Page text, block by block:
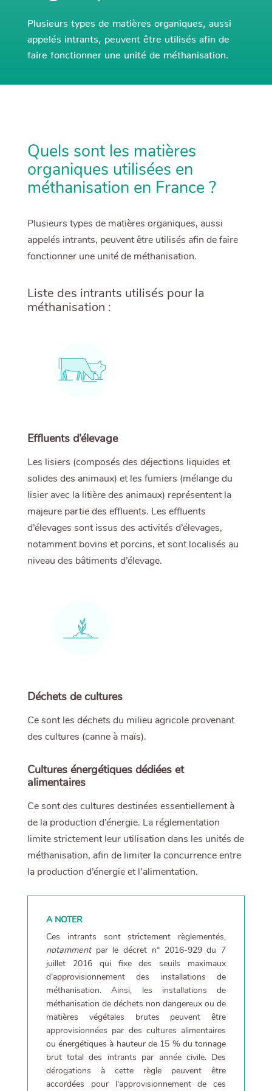
Plusieurs types de matières organiques, aussi
appelés intrants, peuvent être utilisés afin de
faire fonctionner une unité de méthanisation.
Quels sont les matières
organiques utilisées en
méthanisation en France ?
Plusieurs types de matières organiques, aussi
appelés intrants, peuvent être utilisés afin de faire
fonctionner une unité de méthanisation.
Liste des intrants utilisés pour la
méthanisation :
Effluents d’élevage
Les lisiers (composés des déjections liquides et
solides des animaux) et les fumiers (mélange du
lisier avec la litière des animaux) représentent la
majeure partie des effluents. Les effluents
d’élevages sont issus des activités d’élevages,
notamment bovins et porcins, et sont localisés au
niveau des bâtiments d’élevage.
Déchets de cultures
Ce sont les déchets du milieu agricole provenant
des cultures (canne à maïs).
Cultures énergétiques dédiées et
alimentaires
Ce sont des cultures destinées essentiellement à
de la production d’énergie. La réglementation
limite strictement leur utilisation dans les unités de
méthanisation, afin de limiter la concurrence entre
la production d’énergie et l’alimentation.
A NOTER
Ces intrants sont strictement règlementés,
notammentpar le décret n° 2016-929 du 7
juillet 2016 qui fixe des seuils maximaux
d’approvisionnement des installations de
méthanisation. Ainsi, les installations de
méthanisation de déchets non dangereux ou de
matières végétales brutes peuvent être
approvisionnées par des cultures alimentaires
ou énergétiques à hauteur de 15 % du tonnage
brut total des intrants par année civile. Des
dérogations à cette règle peuvent être
accordées pour l'approvisionnement de ces